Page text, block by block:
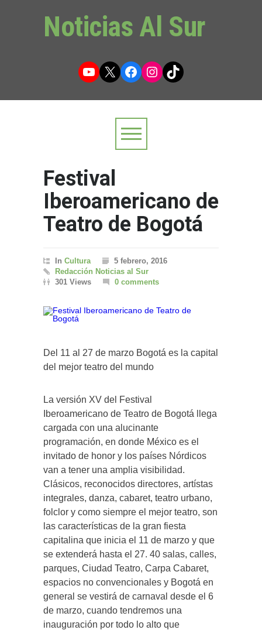
Noticias Al Sur
YouTube
X Facebook
Instagram
TikTok
Festival
Iberoamericano de
Teatro de Bogotá
In Cultura
5 febrero, 2016
Redacción Noticias al Sur
301 Views
0 comments
​Del 11 al 27 de marzo Bogotá es la capital
del mejor teatro del mundo
​La versión XV del Festival
Iberoamericano de Teatro de Bogotá llega
cargada con una alucinante
programación, en donde México es el
invitado de honor y los países Nórdicos
van a tener una amplia visibilidad.
Clásicos, reconocidos directores, artístas
integrales, danza, cabaret, teatro urbano,
folclor y como siempre el mejor teatro, son
las características de la gran fiesta
capitalina que inicia el 11 de marzo y que
se extenderá hasta el 27. 40 salas, calles,
parques, Ciudad Teatro, Carpa Cabaret,
espacios no convencionales y Bogotá en
general se vestirá de carnaval desde el 6
de marzo, cuando tendremos una
inauguración por todo lo alto que